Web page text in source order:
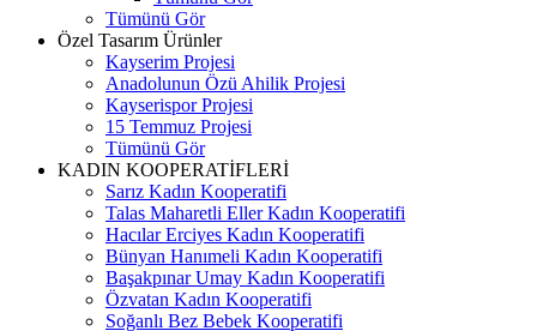
Tümünü Gör
Özel Tasarım Ürünler
Kayserim Projesi
Anadolunun Özü Ahilik Projesi
Kayserispor Projesi
15 Temmuz Projesi
Tümünü Gör
KADIN KOOPERATİFLERİ
Sarız Kadın Kooperatifi
Talas Maharetli Eller Kadın Kooperatifi
Hacılar Erciyes Kadın Kooperatifi
Bünyan Hanımeli Kadın Kooperatifi
Başakpınar Umay Kadın Kooperatifi
Özvatan Kadın Kooperatifi
Soğanlı Bez Bebek Kooperatifi